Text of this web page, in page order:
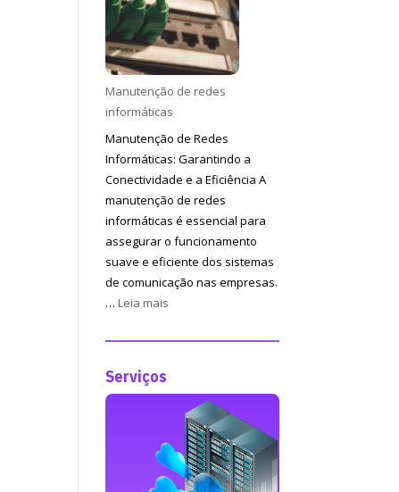
Manutenção de redes
informáticas
Manutenção de Redes
Informáticas: Garantindo a
Conectividade e a Eficiência A
manutenção de redes
informáticas é essencial para
assegurar o funcionamento
suave e eficiente dos sistemas
de comunicação nas empresas.
… Leia mais
de
Serviços